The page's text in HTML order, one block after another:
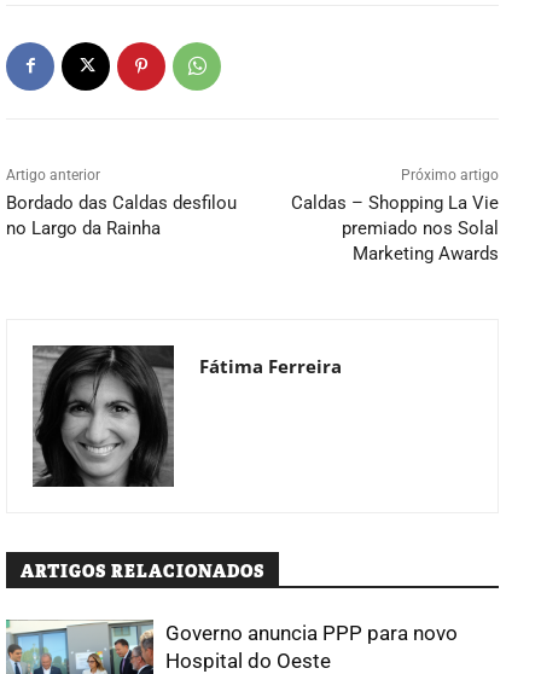
Artigo anterior
Bordado das Caldas desfilou
no Largo da Rainha
Próximo artigo
Caldas – Shopping La Vie
premiado nos Solal
Marketing Awards
Fátima Ferreira
ARTIGOS RELACIONADOS
Governo anuncia PPP para novo
Hospital do Oeste